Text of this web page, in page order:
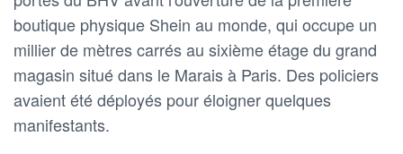
boutique physique Shein au monde, qui occupe un
millier de mètres carrés au sixième étage du grand
magasin situé dans le Marais à Paris. Des policiers
avaient été déployés pour éloigner quelques
manifestants.